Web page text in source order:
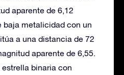
aparente de 6,12
baja metalicidad con un
a una distancia de 72
aparente de 6,55.
estrella binaria con